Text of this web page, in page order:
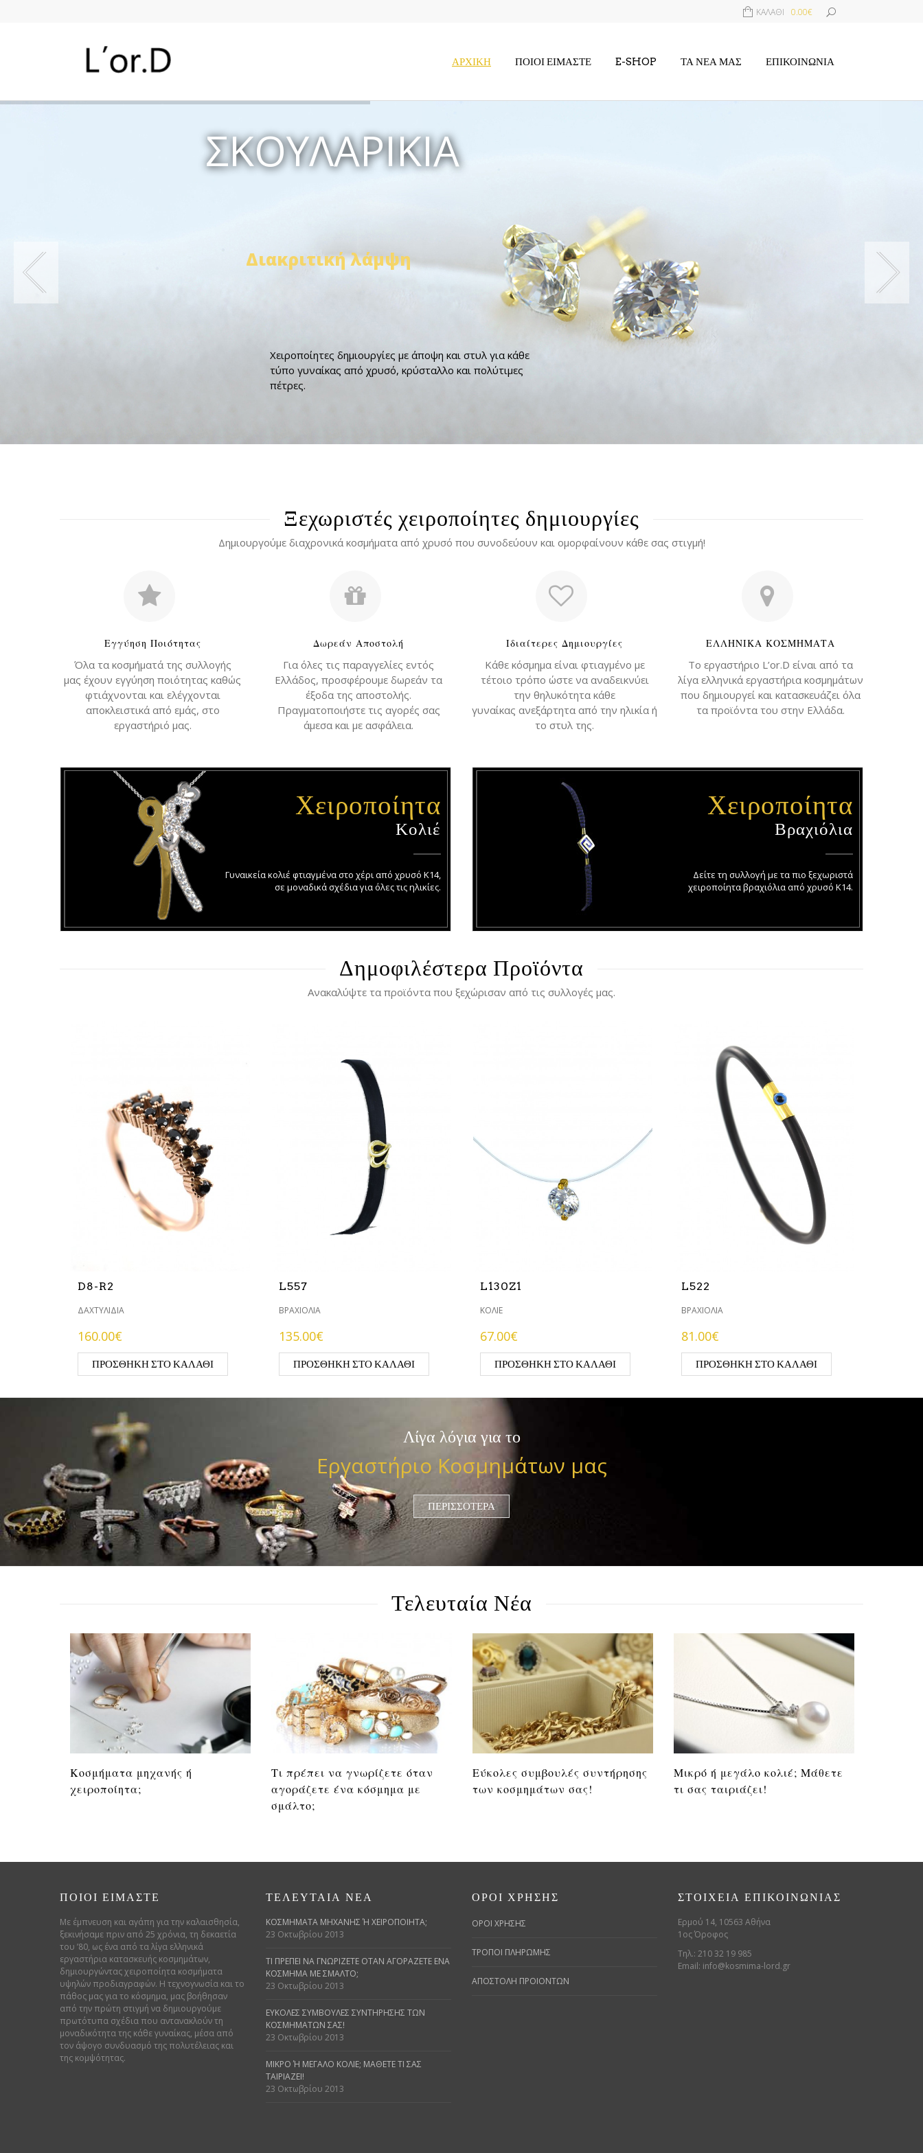
ΚΑΛΆΘΙ 0.00€
ΑΡΧΙΚΉ ΠΟΙΟΙ ΕΊΜΑΣΤΕ E-SHOP ΤΑ ΝΈΑ ΜΑΣ ΕΠΙΚΟΙΝΩΝΊΑ
Διακριτική λάμψη
ΣΚΟΥΛΑΡΊΚΙΑ
Χειροποίητες δημιουργίες με άποψη και στυλ για κάθε
τύπο γυναίκας από χρυσό, κρύσταλλο και πολύτιμες
πέτρες.
Ξεχωριστές χειροποίητες δημιουργίες
Δημιουργούμε διαχρονικά κοσμήματα από χρυσό που συνοδεύουν και ομορφαίνουν κάθε σας στιγμή!
Εγγύηση Ποιότητας
Όλα τα κοσμήματά της συλλογής
μας έχουν εγγύηση ποιότητας καθώς
φτιάχνονται και ελέγχονται
αποκλειστικά από εμάς, στο
εργαστήριό μας.
Δωρεάν Αποστολή
Για όλες τις παραγγελίες εντός
Ελλάδος, προσφέρουμε δωρεάν τα
έξοδα της αποστολής.
Πραγματοποιήστε τις αγορές σας
άμεσα και με ασφάλεια.
Ιδιαίτερες Δημιουργίες
Κάθε κόσμημα είναι φτιαγμένο με
τέτοιο τρόπο ώστε να αναδεικνύει
την θηλυκότητα κάθε
γυναίκας ανεξάρτητα από την ηλικία ή
το στυλ της.
ΕΛΛΗΝΙΚΑ ΚΟΣΜΗΜΑΤΑ
Το εργαστήριο L’or.D είναι από τα
λίγα ελληνικά εργαστήρια κοσμημάτων
που δημιουργεί και κατασκευάζει όλα
τα προϊόντα του στην Ελλάδα.
Χειροποίητα
Κολιέ
Γυναικεία κολιέ φτιαγμένα στο χέρι από χρυσό Κ14,
σε μοναδικά σχέδια για όλες τις ηλικίες.
Χειροποίητα
Βραχιόλια
Δείτε τη συλλογή με τα πιο ξεχωριστά
χειροποίητα βραχιόλια από χρυσό Κ14.
Δημοφιλέστερα Προϊόντα
Ανακαλύψτε τα προϊόντα που ξεχώρισαν από τις συλλογές μας.
D8-R2
ΔΑΧΤΥΛΊΔΙΑ
160.00€
ΠΡΟΣΘΉΚΗ ΣΤΟ ΚΑΛΆΘΙ
L557
ΒΡΑΧΙΌΛΙΑ
135.00€
ΠΡΟΣΘΉΚΗ ΣΤΟ ΚΑΛΆΘΙ
L130Z1
ΚΟΛΙΈ
67.00€
ΠΡΟΣΘΉΚΗ ΣΤΟ ΚΑΛΆΘΙ
L522
ΒΡΑΧΙΌΛΙΑ
81.00€
ΠΡΟΣΘΉΚΗ ΣΤΟ ΚΑΛΆΘΙ
Λίγα λόγια για το
Εργαστήριο Κοσμημάτων μας
ΠΕΡΙΣΣΌΤΕΡΑ
Τελευταία Νέα
Κοσμήματα μηχανής ή
χειροποίητα;
Τι πρέπει να γνωρίζετε όταν
αγοράζετε ένα κόσμημα με
σμάλτο;
Εύκολες συμβουλές συντήρησης
των κοσμημάτων σας!
Μικρό ή μεγάλο κολιέ; Μάθετε
τι σας ταιριάζει!
ΠΟΙΟΊ ΕΊΜΑΣΤΕ
Με έμπνευση και αγάπη για την καλαισθησία,
ξεκινήσαμε πριν από 25 χρόνια, τη δεκαετία
του ’80, ως ένα από τα λίγα ελληνικά
εργαστήρια κατασκευής κοσμημάτων,
δημιουργώντας χειροποίητα κοσμήματα
υψηλών προδιαγραφών. Η τεχνογνωσία και το
πάθος μας για το κόσμημα, μας βοήθησαν
από την πρώτη στιγμή να δημιουργούμε
πρωτότυπα σχέδια που αντανακλούν τη
μοναδικότητα της κάθε γυναίκας, μέσα από
τον άψογο συνδυασμό της πολυτέλειας και
της κομψότητας.
ΤΕΛΕΥΤΑΊΑ ΝΈΑ
ΚΟΣΜΉΜΑΤΑ ΜΗΧΑΝΉΣ Ή ΧΕΙΡΟΠΟΊΗΤΑ;
23 Οκτωβρίου 2013
ΤΙ ΠΡΈΠΕΙ ΝΑ ΓΝΩΡΊΖΕΤΕ ΌΤΑΝ ΑΓΟΡΆΖΕΤΕ ΈΝΑ
ΚΌΣΜΗΜΑ ΜΕ ΣΜΆΛΤΟ;
23 Οκτωβρίου 2013
ΕΎΚΟΛΕΣ ΣΥΜΒΟΥΛΈΣ ΣΥΝΤΉΡΗΣΗΣ ΤΩΝ
ΚΟΣΜΗΜΆΤΩΝ ΣΑΣ!
23 Οκτωβρίου 2013
ΜΙΚΡΌ Ή ΜΕΓΆΛΟ ΚΟΛΙΈ; ΜΆΘΕΤΕ ΤΙ ΣΑΣ Τ
ΑΙΡΙΆΖΕΙ!
23 Οκτωβρίου 2013
ΌΡΟΙ ΧΡΉΣΗΣ
ΟΡΟΙ ΧΡΗΣΗΣ
ΤΡΟΠΟΙ ΠΛΗΡΩΜΗΣ
ΑΠΟΣΤΟΛΗ ΠΡΟΙΟΝΤΩΝ
ΣΤΟΙΧΕΊΑ ΕΠΙΚΟΙΝΩΝΊΑΣ
Ερμού 14, 10563 Αθήνα
1ος Όροφος
Τηλ.: 210 32 19 985
Email: info@kosmima-lord.gr